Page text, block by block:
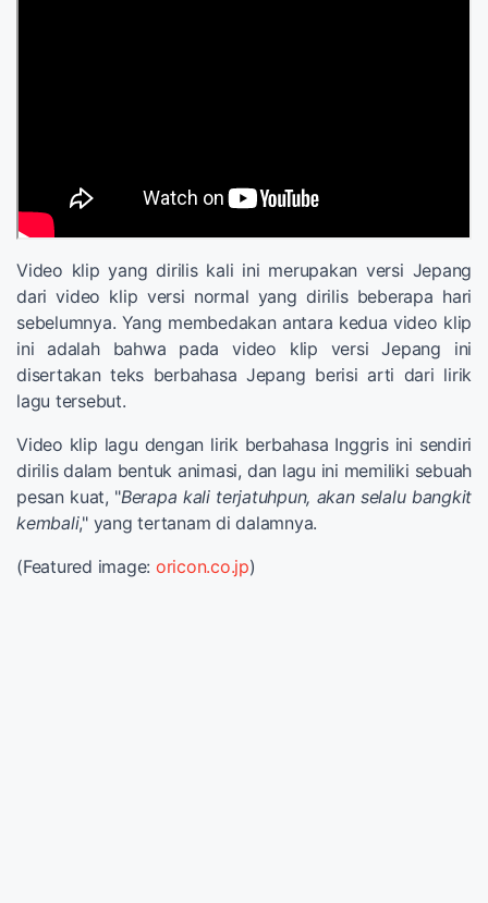
Video klip yang dirilis kali ini merupakan versi Jepang
dari video klip versi normal yang dirilis beberapa hari
sebelumnya. Yang membedakan antara kedua video klip
ini adalah bahwa pada video klip versi Jepang ini
disertakan teks berbahasa Jepang berisi arti dari lirik
lagu tersebut.
Video klip lagu dengan lirik berbahasa Inggris ini sendiri
dirilis dalam bentuk animasi, dan lagu ini memiliki sebuah
pesan kuat, "Berapa kali terjatuhpun, akan selalu bangkit
kembali," yang tertanam di dalamnya.
(Featured image: oricon.co.jp)